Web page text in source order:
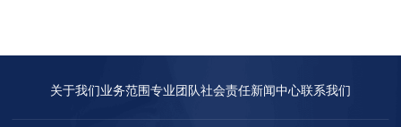
关于我们 业务范围 专业团队社会责任新闻中心联系我们